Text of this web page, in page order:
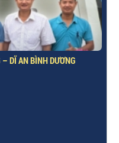
DĨ AN BÌNH DƯƠNG